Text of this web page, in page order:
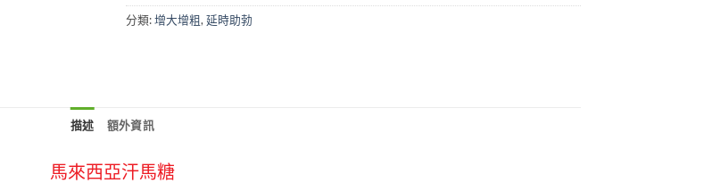
分類:增大增粗, 延時助勃
描述 額外資訊
馬來西亞汗馬糖